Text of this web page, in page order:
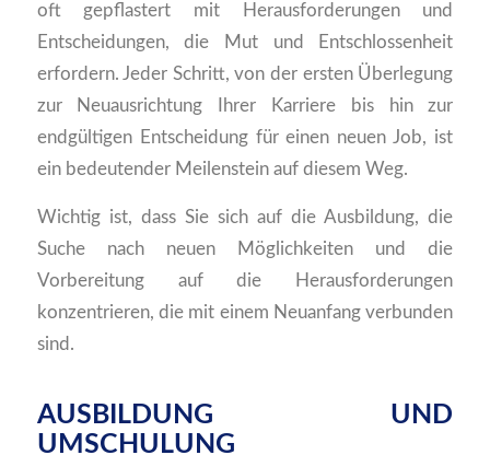
oft gepflastert mit Herausforderungen und
Entscheidungen, die Mut und Entschlossenheit
erfordern. Jeder Schritt, von der ersten Überlegung
zur Neuausrichtung Ihrer Karriere bis hin zur
endgültigen Entscheidung für einen neuen Job, ist
ein bedeutender Meilenstein auf diesem Weg.
Wichtig ist, dass Sie sich auf die Ausbildung, die
Suche nach neuen Möglichkeiten und die
Vorbereitung auf die Herausforderungen
konzentrieren, die mit einem Neuanfang verbunden
sind.
AUSBILDUNG UND
UMSCHULUNG